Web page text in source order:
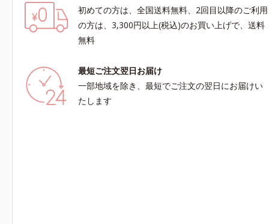
初めての方は、全国送料無料、2回目以降のご利用
の方は、3,300円以上(税込)のお買い上げで、送料
無料
最短ご注文翌日お届け
一部地域を除き、最短でご注文の翌日にお届けい
たします